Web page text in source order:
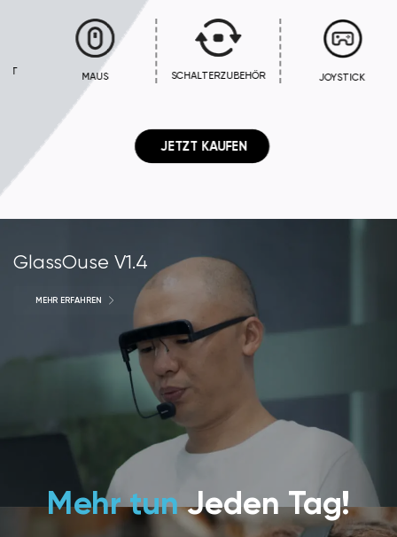
MAUS SCHALTERZUBEHÖR JOYSTICK
JETZT KAUFEN
Mehr tunJeden Tag!
GlassOuse V1.4
MEHR ERFAHREN